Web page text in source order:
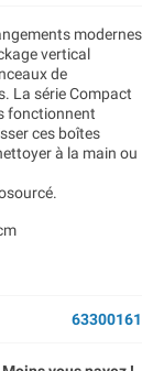
modernes
vertical
de
La série Compact
fonctionnent
ces boîtes
à la main ou
63300161